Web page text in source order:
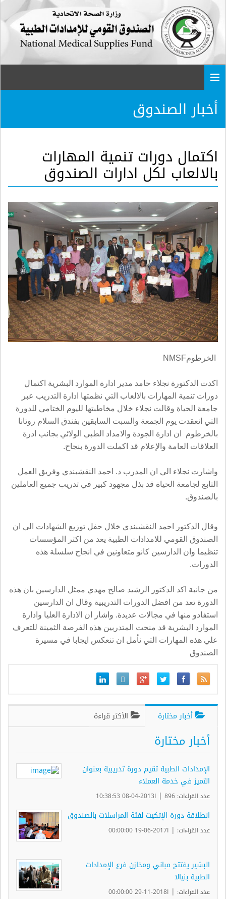
أخبار الصندوق
اكتمال دورات تنمية المهارات
بالالعاب لكل ادارات الصندوق
الخرطومNMSF
اكدت الدكتورة نجلاء حامد مدير ادارة الموارد البشرية اكتمال
دورات تنمية المهارات بالالعاب التي نظمتها ادارة التدريب عبر
جامعة الحياة وقالت نجلاء خلال مخاطبتها لليوم الختامي للدورة
التي انعقدت يوم الجمعة والسبت السابقين بفندق السلام روتانا
بالخرطوم
ان ادارة الجودة والامداد الطبي الولائي بجانب ادرة
العلاقات العامة والإعلام قد اكملت الدورة بنجاح.
واشارت نجلاء الي ان المدرب د. احمد النقشبندي وفريق العمل
التابع لجامعة الحياة قد بذل مجهود كبير في تدريب جميع العاملين
بالصندوق.
وقال الدكتور احمد النقشبندي خلال حفل توزيع الشهادات الي ان
الصندوق القومي للامدادات الطبية يعد من اكثر المؤسسات
تنظيما وان الدارسين كانو متعاونين في انجاح سلسلة هذه
الدورات.
من جانبة اكد الدكتور الرشيد صالح مهدي ممثل الدارسين بان هذه
الدورة تعد من افضل الدورات التدريبية وقال ان الدارسين
استفادو منها في مجالات عديدة. واشار ان الادارة العليا وادارة
الموارد البشرية قد منحت المتدربين هذه الفرصة الثمينة للتعرف
علي هذه المهارات التي نأمل ان تنعكس ايجابا في مسيرة
الصندوق
أخبار مختارة الأكثر قراءة
أخبار مختارة
الإمدادات الطبية تقيم دورة تدريبية بعنوان
التميز في خدمة العملاء
عدد القراءات: 896 | ا2013-04-08 10:38:53
انطلاقة دورة الإتكيت لفئة المراسلات بالصندوق
عدد القراءات: | ا2017-06-19 00:00:00
البشير يفتتح مباني ومخازن فرع الإمدادات
الطبية بنيالا
عدد القراءات: | ا2018-11-29 00:00:00